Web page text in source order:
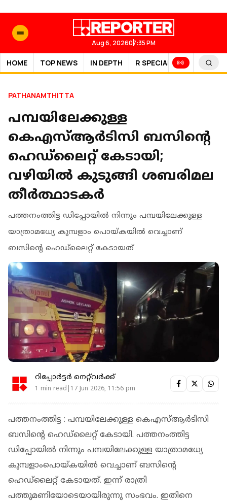
Aug 6, 202607:35 PM
HOME TOP NEWS IN DEPTH R SPECIAL SPORTS
PATHANAMTHITTA
പമ്പയിലേക്കുള്ള
കെഎസ്ആര്‍ടിസി ബസിന്റെ
ഹെഡ്‌ലൈറ്റ് കേടായി;
വഴിയിൽ കുടുങ്ങി ശബരിമല
തീർത്ഥാടകർ
പത്തനംത്തിട്ട ഡിപ്പോയില്‍ നിന്നും പമ്പയിലേക്കുള്ള
യാത്രാമധ്യേ കുമ്പളാം പൊയ്കയില്‍ വെച്ചാണ്
ബസിന്റെ ഹെഡ്‌ലൈറ്റ് കേടായത്
റിപ്പോർട്ടർ നെറ്റ്‌വര്‍ക്ക്‌
1 min read|17 Jun 2026, 11:56 pm
പത്തനംത്തിട്ട : പമ്പയിലേക്കുള്ള കെഎസ്ആര്‍ടിസി
ബസിന്റെ ഹെഡ്‌ലൈറ്റ് കേടായി. പത്തനംത്തിട്ട
ഡിപ്പോയില്‍ നിന്നും പമ്പയിലേക്കുള്ള യാത്രാമധ്യേ
കുമ്പളാംപൊയ്കയില്‍ വെച്ചാണ് ബസിന്റെ
ഹെഡ്‌ലൈറ്റ് കേടായത്. ഇന്ന് രാത്രി
പത്തുമണിയോടെയായിരുന്നു സംഭവം. ഇതിനെ